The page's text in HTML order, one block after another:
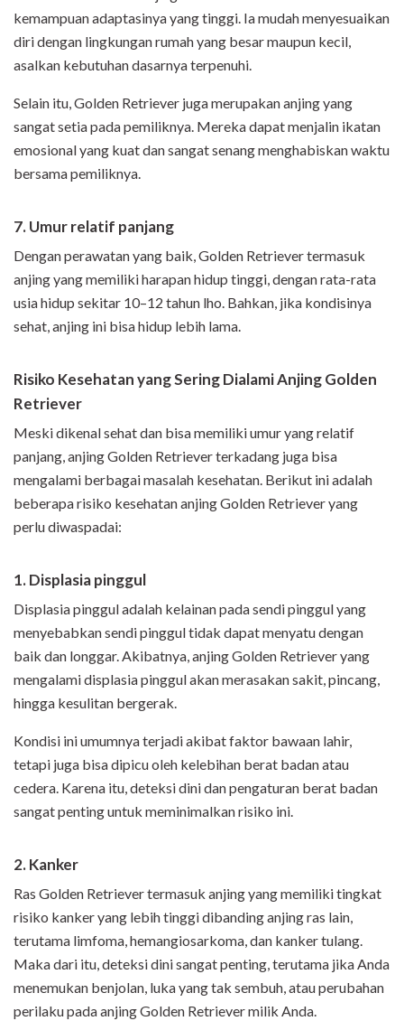
kemampuan adaptasinya yang tinggi. Ia mudah menyesuaikan
diri dengan lingkungan rumah yang besar maupun kecil,
asalkan kebutuhan dasarnya terpenuhi.
Selain itu, Golden Retriever juga merupakan anjing yang
sangat setia pada pemiliknya. Mereka dapat menjalin ikatan
emosional yang kuat dan sangat senang menghabiskan waktu
bersama pemiliknya.
7. Umur relatif panjang
Dengan perawatan yang baik, Golden Retriever termasuk
anjing yang memiliki harapan hidup tinggi, dengan rata-rata
usia hidup sekitar 10–12 tahun lho. Bahkan, jika kondisinya
sehat, anjing ini bisa hidup lebih lama.
Risiko Kesehatan yang Sering Dialami Anjing Golden
Retriever
Meski dikenal sehat dan bisa memiliki umur yang relatif
panjang, anjing Golden Retriever terkadang juga bisa
mengalami berbagai masalah kesehatan. Berikut ini adalah
beberapa risiko kesehatan anjing Golden Retriever yang
perlu diwaspadai:
1. Displasia pinggul
Displasia pinggul adalah kelainan pada sendi pinggul yang
menyebabkan sendi pinggul tidak dapat menyatu dengan
baik dan longgar. Akibatnya, anjing Golden Retriever yang
mengalami displasia pinggul akan merasakan sakit, pincang,
hingga kesulitan bergerak.
Kondisi ini umumnya terjadi akibat faktor bawaan lahir,
tetapi juga bisa dipicu oleh kelebihan berat badan atau
cedera. Karena itu, deteksi dini dan pengaturan berat badan
sangat penting untuk meminimalkan risiko ini.
2. Kanker
Ras Golden Retriever termasuk anjing yang memiliki tingkat
risiko kanker yang lebih tinggi dibanding anjing ras lain,
terutama limfoma, hemangiosarkoma, dan kanker tulang.
Maka dari itu, deteksi dini sangat penting, terutama jika Anda
menemukan benjolan, luka yang tak sembuh, atau perubahan
perilaku pada anjing Golden Retriever milik Anda.